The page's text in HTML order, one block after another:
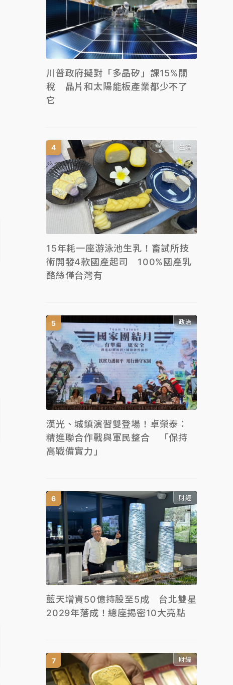
川普政府擬對「多晶矽」課15%關
稅 晶片和太陽能板產業都少不了
它
生活
15年耗一座游泳池生乳！畜試所技
術開發4款國產起司 100%國產乳
酪絲僅台灣有
政治
漢光、城鎮演習雙登場！卓榮泰：
精進聯合作戰與軍民整合 「保持
高戰備實力」
財經
藍天增資50億持股至5成 台北雙星
2029年落成！總座揭密10大亮點
財經